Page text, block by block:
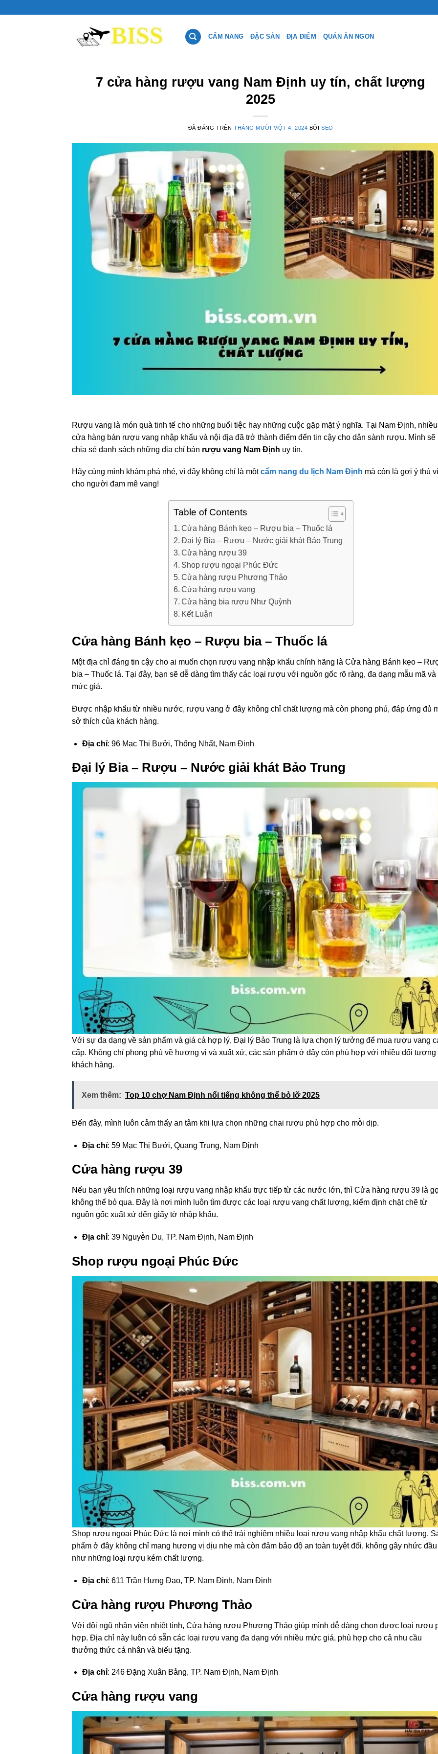
CẨM NANG ĐẶC SẢN ĐỊA ĐIỂM QUÁN ĂN NGON
7 cửa hàng rượu vang Nam Định uy tín, chất lượng
2025
ĐÃ ĐĂNG TRÊN THÁNG MƯỜI MỘT 4, 2024 BỞISEO
Rượu vang là món quà tinh tế cho những buổi tiệc hay những cuộc gặp mặt ý nghĩa. Tại Nam Định, nhiều
cửa hàng bán rượu vang nhập khẩu và nội địa đã trở thành điểm đến tin cậy cho dân sành rượu. Mình sẽ
chia sẻ danh sách những địa chỉ bán rượu vang Nam Định uy tín.
Hãy cùng mình khám phá nhé, vì đây không chỉ là mộtcẩm nang du lịch Nam Định mà còn là gợi ý thú vị
cho người đam mê vang!
Table of Contents
Cửa hàng Bánh kẹo – Rượu bia – Thuốc lá
Đại lý Bia – Rượu – Nước giải khát Bảo Trung
Cửa hàng rượu 39
Shop rượu ngoại Phúc Đức
Cửa hàng rượu Phương Thảo
Cửa hàng rượu vang
Cửa hàng bia rượu Như Quỳnh
Kết Luận
Cửa hàng Bánh kẹo – Rượu bia – Thuốc lá
Một địa chỉ đáng tin cậy cho ai muốn chọn rượu vang nhập khẩu chính hãng là Cửa hàng Bánh kẹo –
bia – Thuốc lá. Tại đây, bạn sẽ dễ dàng tìm thấy các loại rượu với nguồn gốc rõ ràng, đa dạng mẫu mã và
mức giá.
Được nhập khẩu từ nhiều nước, rượu vang ở đây không chỉ chất lượng mà còn phong phú, đáp ứng đủ
sở thích của khách hàng.
Địa chỉ: 96 Mạc Thị Bưởi, Thống Nhất, Nam Định
Đại lý Bia – Rượu – Nước giải khát Bảo Trung
Với sự đa dạng về sản phẩm và giá cả hợp lý, Đại lý Bảo Trung là lựa chọn lý tưởng để mua rượu vang
cấp. Không chỉ phong phú về hương vị và xuất xứ, các sản phẩm ở đây còn phù hợp với nhiều đối tượng
khách hàng.
Xem thêm: Top 10 chợ Nam Định nổi tiếng không thể bỏ lỡ 2025
Đến đây, mình luôn cảm thấy an tâm khi lựa chọn những chai rượu phù hợp cho mỗi dịp.
Địa chỉ: 59 Mạc Thị Bưởi, Quang Trung, Nam Định
Cửa hàng rượu 39
Nếu bạn yêu thích những loại rượu vang nhập khẩu trực tiếp từ các nước lớn, thì Cửa hàng rượu 39 là
không thể bỏ qua. Đây là nơi mình luôn tìm được các loại rượu vang chất lượng, kiểm định chặt chẽ từ
nguồn gốc xuất xứ đến giấy tờ nhập khẩu.
Địa chỉ: 39 Nguyễn Du, TP. Nam Định, Nam Định
Shop rượu ngoại Phúc Đức
Shop rượu ngoại Phúc Đức là nơi mình có thể trải nghiệm nhiều loại rượu vang nhập khẩu chất lượng.
phẩm ở đây không chỉ mang hương vị dịu nhẹ mà còn đảm bảo độ an toàn tuyệt đối, không gây nhức đầu
như những loại rượu kém chất lượng.
Địa chỉ: 611 Trần Hưng Đạo, TP. Nam Định, Nam Định
Cửa hàng rượu Phương Thảo
Với đội ngũ nhân viên nhiệt tình, Cửa hàng rượu Phương Thảo giúp mình dễ dàng chọn được loại rượu
hợp. Địa chỉ này luôn có sẵn các loại rượu vang đa dạng với nhiều mức giá, phù hợp cho cả nhu cầu
thưởng thức cá nhân và biếu tặng.
Địa chỉ: 246 Đặng Xuân Bảng, TP. Nam Định, Nam Định
Cửa hàng rượu vang